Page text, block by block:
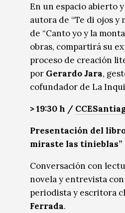
En un espacio abierto
autora de “Te di ojos y
de “Canto yo y la
obras, compartirá su
proceso de creación
por Gerardo Jara,
cofundador de La
> 19:30 h /
Presentación del
miraste las tinieblas”
Conversación con
novela y entrevista
periodista y escritora
Ferrada.